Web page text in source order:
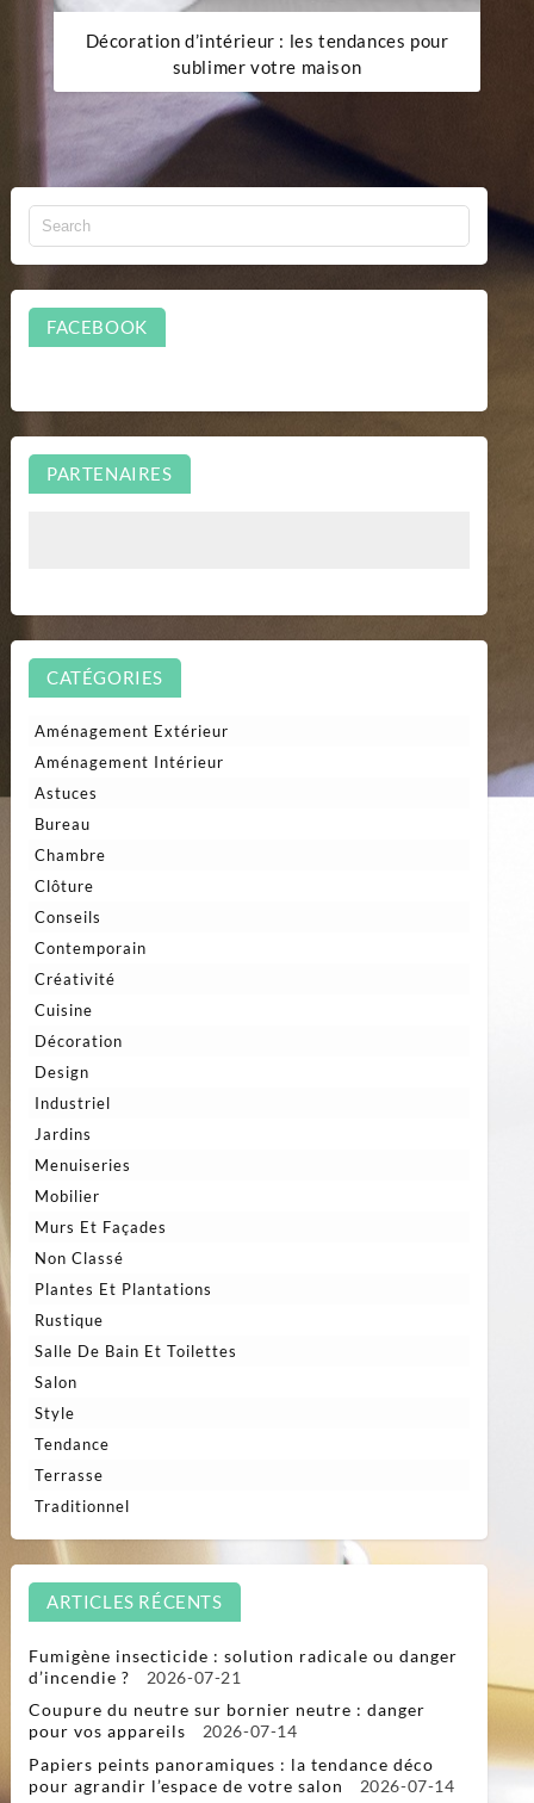
Décoration d’intérieur : les tendances pour
sublimer votre maison
FACEBOOK
PARTENAIRES
CATÉGORIES
Aménagement Extérieur
Aménagement Intérieur
Astuces
Bureau
Chambre
Clôture
Conseils
Contemporain
Créativité
Cuisine
Décoration
Design
Industriel
Jardins
Menuiseries
Mobilier
Murs Et Façades
Non Classé
Plantes Et Plantations
Rustique
Salle De Bain Et Toilettes
Salon
Style
Tendance
Terrasse
Traditionnel
ARTICLES RÉCENTS
Fumigène insecticide : solution radicale ou danger
d’incendie ?
2026-07-21
Coupure du neutre sur bornier neutre : danger
pour vos appareils
2026-07-14
Papiers peints panoramiques : la tendance déco
pour agrandir l’espace de votre salon
2026-07-14